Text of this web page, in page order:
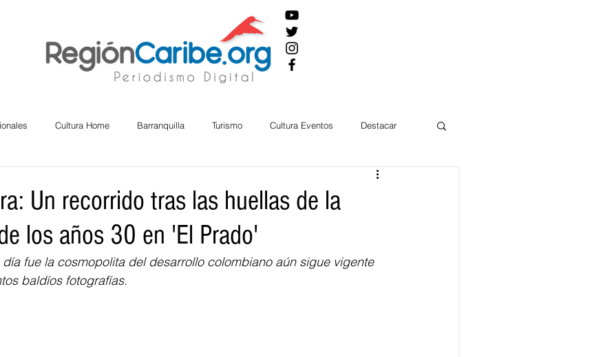
Cultura Home Barranquilla Turismo Cultura Eventos Destacar
Mayores Economía RAP CARIBE Política
AMBIENTAL
Un recorrido tras las huellas de la
los años 30 en 'El Prado'
fue la cosmopolita del desarrollo colombiano aún sigue vigente
baldíos fotografías.